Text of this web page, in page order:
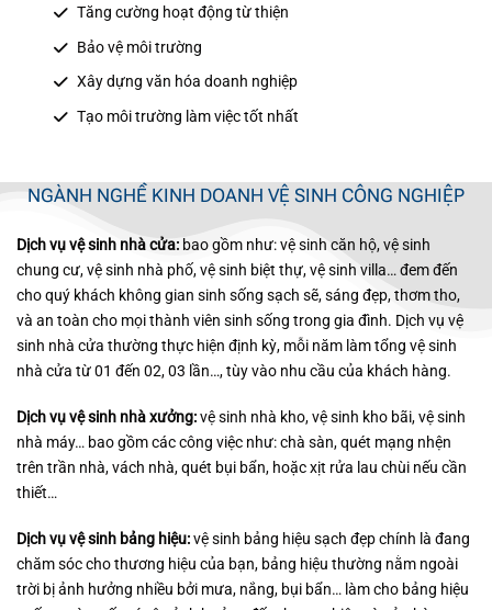
Tăng cường hoạt động từ thiện
Bảo vệ môi trường
Xây dựng văn hóa doanh nghiệp
Tạo môi trường làm việc tốt nhất
NGÀNH NGHỀ KINH DOANH VỆ SINH CÔNG NGHIỆP
Dịch vụ vệ sinh nhà cửa: bao gồm như: vệ sinh căn hộ, vệ sinh
chung cư, vệ sinh nhà phố, vệ sinh biệt thự, vệ sinh villa… đem đến
cho quý khách không gian sinh sống sạch sẽ, sáng đẹp, thơm tho,
và an toàn cho mọi thành viên sinh sống trong gia đình. Dịch vụ vệ
sinh nhà cửa thường thực hiện định kỳ, mỗi năm làm tổng vệ sinh
nhà cửa từ 01 đến 02, 03 lần…, tùy vào nhu cầu của khách hàng.
Dịch vụ vệ sinh nhà xưởng:vệ sinh nhà kho, vệ sinh kho bãi, vệ sinh
nhà máy… bao gồm các công việc như: chà sàn, quét mạng nhện
trên trần nhà, vách nhà, quét bụi bẩn, hoặc xịt rửa lau chùi nếu cần
thiết…
Dịch vụ vệ sinh bảng hiệu:vệ sinh bảng hiệu sạch đẹp chính là đang
chăm sóc cho thương hiệu của bạn, bảng hiệu thường nằm ngoài
trời bị ảnh hưởng nhiều bởi mưa, nắng, bụi bẩn… làm cho bảng hiệu